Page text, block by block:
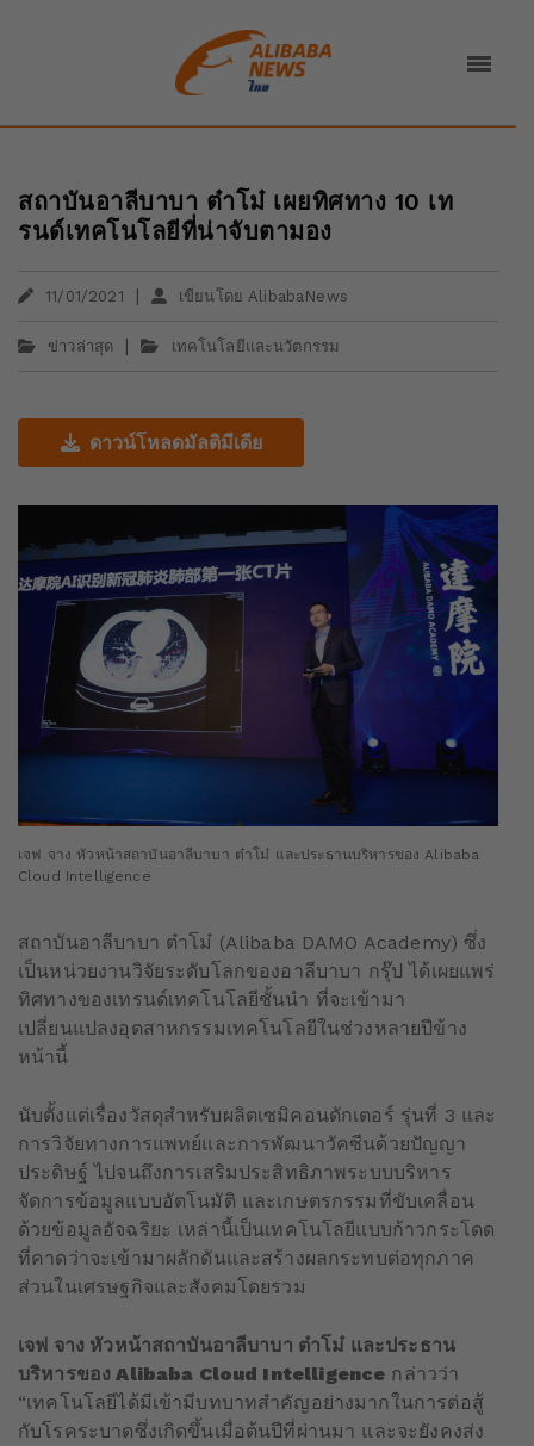
สถาบันอาลีบาบา ต๋าโม๋ เผยทิศทาง 10 เท
รนด์เทคโนโลยีที่น่าจับตามอง
11/01/2021 | เขียนโดย AlibabaNews
ข่าวล่าสุด | เทคโนโลยีและนวัตกรรม
ดาวน์โหลดมัลติมีเดีย
เจฟ จาง หัวหน้าสถาบันอาลีบาบา ต๋าโม๋ และประธานบริหารของ Alibaba
Cloud Intelligence
สถาบันอาลีบาบา ต๋าโม๋ (Alibaba DAMO Academy) ซึ่ง
เป็นหน่วยงานวิจัยระดับโลกของอาลีบาบา กรุ๊ป ได้เผยแพร่
ทิศทางของเทรนด์เทคโนโลยีชั้นนำ ที่จะเข้ามา
เปลี่ยนแปลงอุตสาหกรรมเทคโนโลยีในช่วงหลายปีข้าง
หน้านี้
นับตั้งแต่เรื่องวัสดุสำหรับผลิตเซมิคอนดักเตอร์ รุ่นที่ 3 และ
การวิจัยทางการแพทย์และการพัฒนาวัคซีนด้วยปัญญา
ประดิษฐ์ ไปจนถึงการเสริมประสิทธิภาพระบบบริหาร
จัดการข้อมูลแบบอัตโนมัติ และเกษตรกรรมที่ขับเคลื่อน
ด้วยข้อมูลอัจฉริยะ เหล่านี้เป็นเทคโนโลยีแบบก้าวกระโดด
ที่คาดว่าจะเข้ามาผลักดันและสร้างผลกระทบต่อทุกภาค
ส่วนในเศรษฐกิจและสังคมโดยรวม
เจฟ จาง หัวหน้าสถาบันอาลีบาบา ต๋าโม๋ และประธาน
บริหารของAlibaba Cloud Intelligence กล่าวว่า
“เทคโนโลยีได้มีเข้ามีบทบาทสำคัญอย่างมากในการต่อสู้
กับโรคระบาดซึ่งเกิดขึ้นเมื่อต้นปีที่ผ่านมา และจะยังคงส่ง